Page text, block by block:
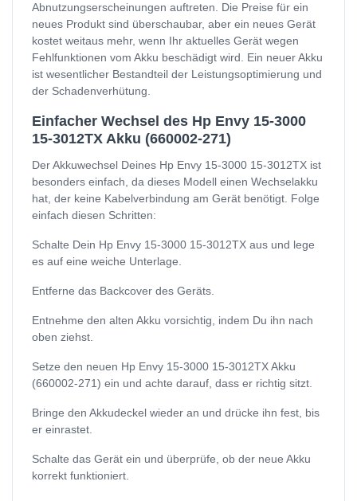
Abnutzungserscheinungen auftreten. Die Preise für ein
neues Produkt sind überschaubar, aber ein neues Gerät
kostet weitaus mehr, wenn Ihr aktuelles Gerät wegen
Fehlfunktionen vom Akku beschädigt wird. Ein neuer Akku
ist wesentlicher Bestandteil der Leistungsoptimierung und
der Schadenverhütung.
Einfacher Wechsel des Hp Envy 15-3000
15-3012TX Akku (660002-271)
Der Akkuwechsel Deines Hp Envy 15-3000 15-3012TX ist
besonders einfach, da dieses Modell einen Wechselakku
hat, der keine Kabelverbindung am Gerät benötigt. Folge
einfach diesen Schritten:
Schalte Dein Hp Envy 15-3000 15-3012TX aus und lege
es auf eine weiche Unterlage.
Entferne das Backcover des Geräts.
Entnehme den alten Akku vorsichtig, indem Du ihn nach
oben ziehst.
Setze den neuen Hp Envy 15-3000 15-3012TX Akku
(660002-271) ein und achte darauf, dass er richtig sitzt.
Bringe den Akkudeckel wieder an und drücke ihn fest, bis
er einrastet.
Schalte das Gerät ein und überprüfe, ob der neue Akku
korrekt funktioniert.